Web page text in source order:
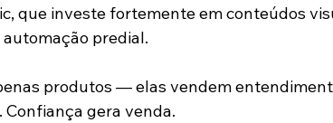
que investe fortemente em conteúdos
predial.
produtos — elas vendem
gera venda.